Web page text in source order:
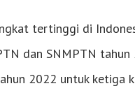
tertinggi di
dan SNMPTN tahun
2022 untuk ketiga